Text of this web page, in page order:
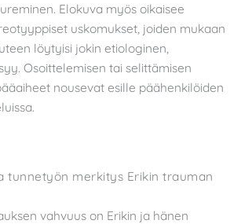
Elokuva myös oikaisee
uskomukset, joiden mukaan
löytyisi jokin etiologinen,
Osoittelemisen tai selittämisen
nousevat esille päähenkilöiden
tunnetyön merkitys Erikin trauman
vahvuus on Erikin ja hänen